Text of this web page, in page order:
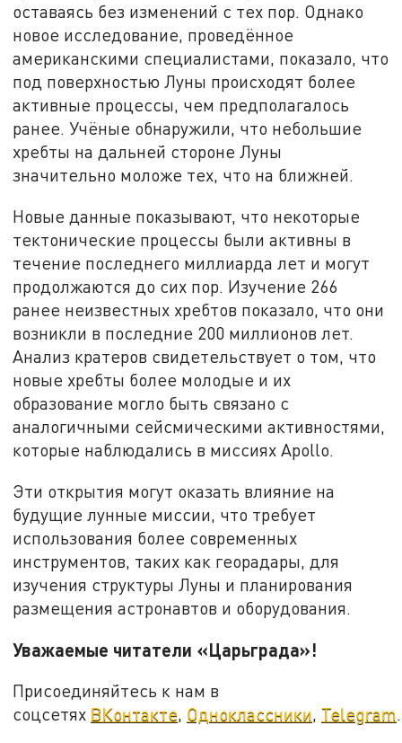
оставаясь без изменений с тех пор. Однако
новое исследование, проведённое
американскими специалистами, показало, что
под поверхностью Луны происходят более
активные процессы, чем предполагалось
ранее. Учёные обнаружили, что небольшие
хребты на дальней стороне Луны
значительно моложе тех, что на ближней.
Новые данные показывают, что некоторые
тектонические процессы были активны в
течение последнего миллиарда лет и могут
продолжаются до сих пор. Изучение 266
ранее неизвестных хребтов показало, что они
возникли в последние 200 миллионов лет.
Анализ кратеров свидетельствует о том, что
новые хребты более молодые и их
образование могло быть связано с
аналогичными сейсмическими активностями,
которые наблюдались в миссиях Apollo.
Эти открытия могут оказать влияние на
будущие лунные миссии, что требует
использования более современных
инструментов, таких как георадары, для
изучения структуры Луны и планирования
размещения астронавтов и оборудования.
Уважаемые читатели «Царьграда»!
Присоединяйтесь к нам в
соцсетях ВКонтакте, Одноклассники, Telegram.